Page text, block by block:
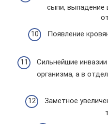
сыпи, выпадение
Появление
Сильнейшие
организма, а в
Заметное